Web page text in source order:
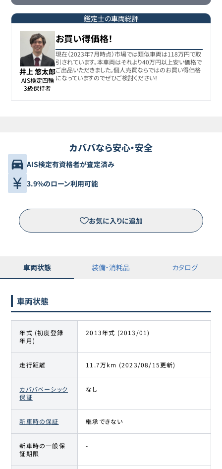
鑑定士の車両総評
井上 悠太郎
AIS検定四輪
3級保持者
お買い得価格！
現在（2023年7月時点）市場では類似車両は118万円で取
引されています。本車両はそれより40万円以上安い価格で
ご出品いただきました｡個人売買ならではのお買い得価格
になっていますのでぜひご検討ください！
カババなら安心・安全
AIS検定有資格者が査定済み
3.9%のローン利用可能
お気に入りに追加
車両状態 装備・消耗品 カタログ
車両状態
年式 (初度登録
年月)
2013年式 (2013/01)
走行距離 11.7万km (2023/08/15更新)
カババベーシック
保証
なし
新車時の保証 継承できない
新車時の一般保
証期限
-